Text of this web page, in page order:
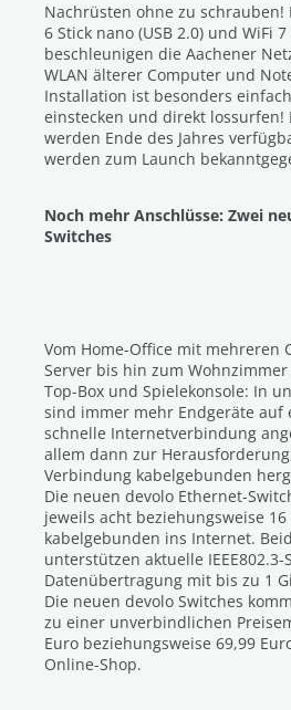
Nachrüsten ohne zu schrauben!
6 Stick nano (USB 2.0) und WiFi 7
beschleunigen die Aachener
WLAN älterer Computer und
Installation ist besonders
einstecken und direkt lossurfen!
werden Ende des Jahres
werden zum Launch
Noch mehr Anschlüsse: Zwei
Switches
Vom Home-Office mit mehreren
Server bis hin zum Wohnzimmer
Top-Box und Spielekonsole: In
sind immer mehr Endgeräte auf
schnelle Internetverbindung
allem dann zur
Verbindung kabelgebunden
Die neuen devolo Ethernet-
jeweils acht beziehungsweise
kabelgebunden ins Internet.
unterstützen aktuelle
Datenübertragung mit bis zu 1
Die neuen devolo Switches
zu einer unverbindlichen
Euro beziehungsweise 69,99
Online-Shop.